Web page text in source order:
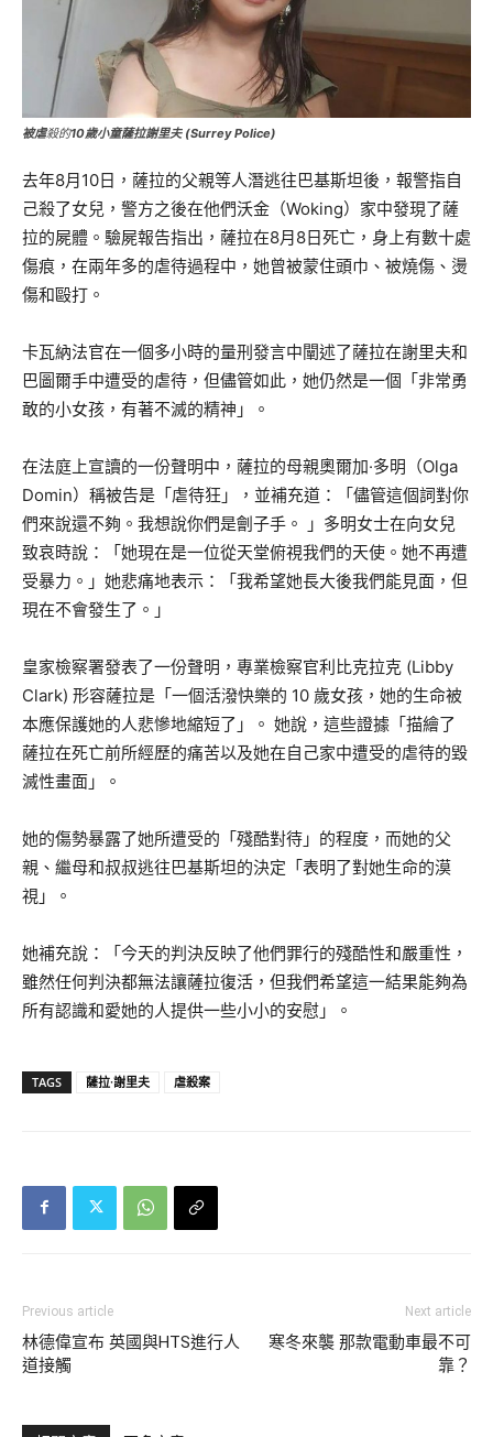
被虐殺的10歲小童薩拉謝里夫 (Surrey Police)
去年8月10日，薩拉的父親等人潛逃往巴基斯坦後，報警指自
己殺了女兒，警方之後在他們沃金（Woking）家中發現了薩
拉的屍體。驗屍報告指出，薩拉在8月8日死亡，身上有數十處
傷痕，在兩年多的虐待過程中，她曾被蒙住頭巾、被燒傷、燙
傷和毆打。
卡瓦納法官在一個多小時的量刑發言中闡述了薩拉在謝里夫和
巴圖爾手中遭受的虐待，但儘管如此，她仍然是一個「非常勇
敢的小女孩，有著不滅的精神」。
在法庭上宣讀的一份聲明中，薩拉的母親奧爾加·多明（Olga
Domin）稱被告是「虐待狂」，並補充道：「儘管這個詞對你
們來說還不夠。我想說你們是劊子手。 」多明女士在向女兒
致哀時說：「她現在是一位從天堂俯視我們的天使。她不再遭
受暴力。」她悲痛地表示：「我希望她長大後我們能見面，但
現在不會發生了。」
皇家檢察署發表了一份聲明，專業檢察官利比克拉克 (Libby
Clark) 形容薩拉是「一個活潑快樂的 10 歲女孩，她的生命被
本應保護她的人悲慘地縮短了」。 她說，這些證據「描繪了
薩拉在死亡前所經歷的痛苦以及她在自己家中遭受的虐待的毀
滅性畫面」。
她的傷勢暴露了她所遭受的「殘酷對待」的程度，而她的父
親、繼母和叔叔逃往巴基斯坦的決定「表明了對她生命的漠
視」。
她補充說：「今天的判決反映了他們罪行的殘酷性和嚴重性，
雖然任何判決都無法讓薩拉復活，但我們希望這一結果能夠為
所有認識和愛她的人提供一些小小的安慰」。
TAGS 薩拉·謝里夫 虐殺案
Previous article
林德偉宣布 英國與HTS進行人
道接觸
Next article
寒冬來襲 那款電動車最不可
靠？